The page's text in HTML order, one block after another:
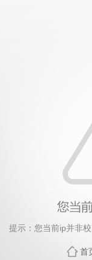
提示：您当前ip并非
首